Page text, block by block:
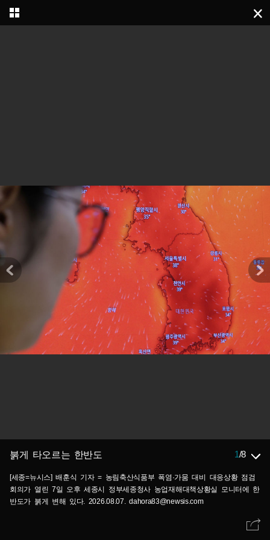
붉게 타오르는 한반도 1/8
[세종=뉴시스] 배훈식 기자 = 농림축산식품부 폭염·가뭄 대비 대응상황 점검
회의가 열린 7일 오후 세종시 정부세종청사 농업재해대책상황실 모니터에 한
반도가 붉게 변해 있다. 2026.08.07. dahora83@newsis.com